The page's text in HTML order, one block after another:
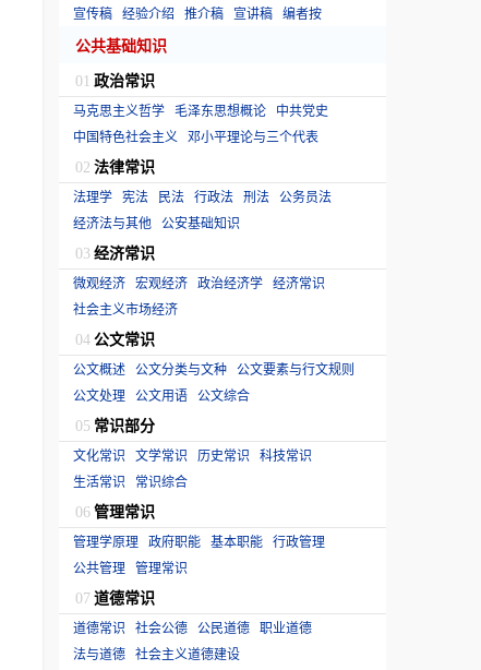
宣传稿 经验介绍 推介稿 宣讲稿 编者按
公共基础知识
01 政治常识
马克思主义哲学 毛泽东思想概论 中共党史
中国特色社会主义 邓小平理论与三个代表
02 法律常识
法理学 宪法 民法 行政法 刑法 公务员法
经济法与其他 公安基础知识
03 经济常识
微观经济 宏观经济 政治经济学 经济常识
社会主义市场经济
04 公文常识
公文概述 公文分类与文种 公文要素与行文规则
公文处理 公文用语 公文综合
05 常识部分
文化常识 文学常识 历史常识 科技常识
生活常识
常识综合
06 管理常识
管理学原理 政府职能 基本职能 行政管理
公共管理 管理常识
07 道德常识
道德常识 社会公德 公民道德 职业道德
法与道德 社会主义道德建设